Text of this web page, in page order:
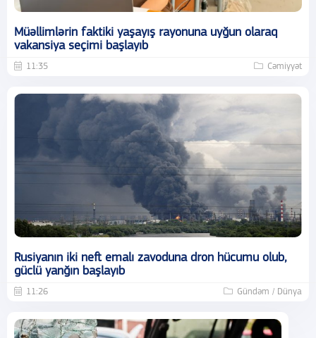
Müəllimlərin faktiki yaşayış rayonuna uyğun olaraq
vakansiya seçimi başlayıb
11:35 Cəmiyyət
Rusiyanın iki neft emalı zavoduna dron hücumu olub,
güclü yanğın başlayıb
11:26 Gündəm / Dünya